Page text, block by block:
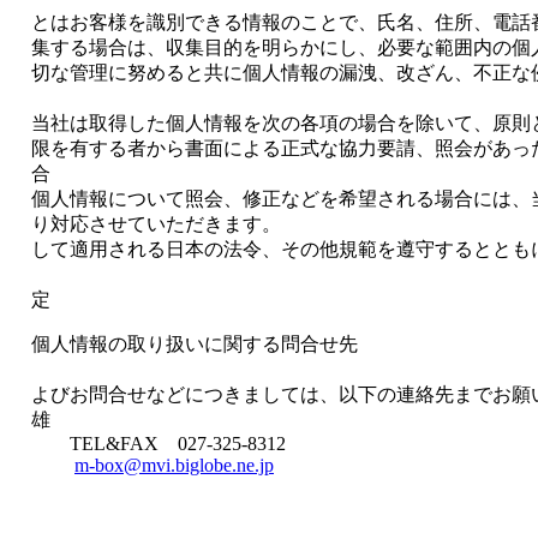
とはお客様を識別できる情報のことで、氏名、住所、
集する場合は、収集目的を明らかにし、必要な範囲内の
切な管理に努めると共に個人情報の漏洩、改ざん、不正
当社は取得した個人情報を次の各項の場合を除いて、
限を有する者から書面による正式な協力
合 ・お客
個人情報について照会、修正などを希望される場合には
り対応させていただきます。
して適用される日本の法令、その他規範を遵守するとと
個人情報の取り扱いに関する問合せ先
よびお問合せなどにつきましては、以下の連絡先までお
雄 群馬県
TEL&FAX 027-325-8312
m-box@mvi.biglobe.ne.jp